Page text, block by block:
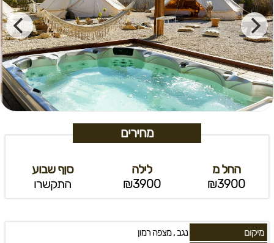
מחירים
החל מ
₪3900
לילה
₪3900
סןף שבוע
התקשרו
מיקום נגב,מצפה רמון